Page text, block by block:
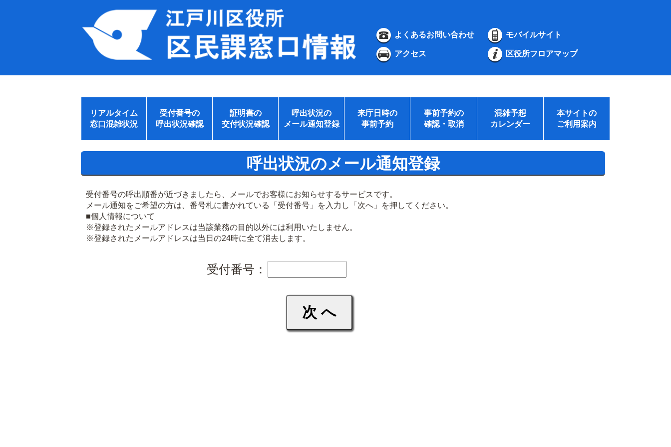
よくあるお問い合わせ モバイルサイト
アクセス 区役所フロアマップ
リアルタイム
窓口混雑状況
受付番号の
呼出状況確認
証明書の
交付状況確認
呼出状況の
メール通知登録
来庁日時の
事前予約
事前予約の
確認・取消
混雑予想
カレンダー
本サイトの
ご利用案内
呼出状況のメール通知登録
受付番号の呼出順番が近づきましたら、メールでお客様にお知らせするサービスです。
メール通知をご希望の方は、番号札に書かれている「受付番号」を入力し「次へ」を押してください。
■個人情報について
※登録されたメールアドレスは当該業務の目的以外には利用いたしません。
※登録されたメールアドレスは当日の24時に全て消去します。
受付番号：